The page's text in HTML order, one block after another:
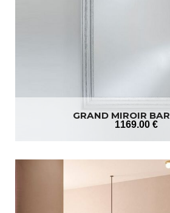
GRAND MIROIR
1169.00 €